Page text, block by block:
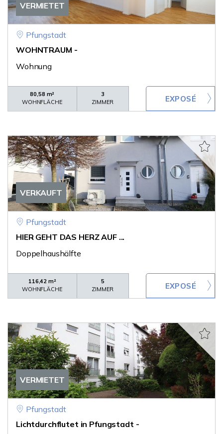
VERMIETET
Pfungstadt
WOHNTRAUM -
Wohnung
80,58 m²
WOHNFLÄCHE
3
ZIMMER
VERKAUFT
Pfungstadt
HIER GEHT DAS HERZ AUF ...
Doppelhaushälfte
116,42 m²
WOHNFLÄCHE
5
ZIMMER
VERMIETET
Pfungstadt
Lichtdurchflutet in Pfungstadt -